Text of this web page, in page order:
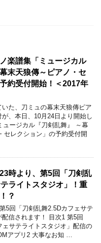
楽譜集「ミュージカル
末天狼傳～ピアノ・セ
約受付開始！＜2017年
た、刀ミュの幕末天狼傳ピア
が、本日、10月24日より開始し
ュージカル『刀剣乱舞』 ～幕
セレクション」の予約受付開
時より、第5回「刀剣乱
ライトスタジオ」！重
？
5回「刀剣乱舞2.5Dカフェサテ
信されます！ 目次1 第5回
ェサテライトスタジオ」配信の
アプリ2 大事なお知 …